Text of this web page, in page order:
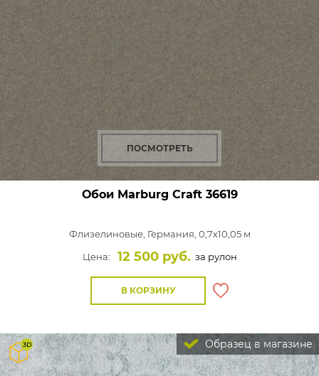
ПОСМОТРЕТЬ
Обои Marburg Craft36619
Флизелиновые, Германия, 0,7x10,05 м
Цена:
12 500 руб. за рулон
В КОРЗИНУ
Образец в магазине